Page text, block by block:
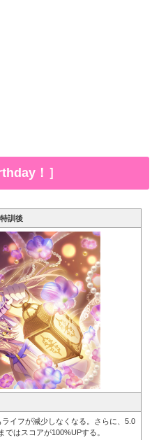
！］
特訓後
イフが減少しなくなる。さらに、5.0
はスコアが100%UPする。